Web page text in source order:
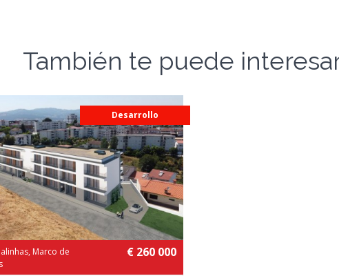
También te puede
Desarrollo
Marco de
€ 260 000